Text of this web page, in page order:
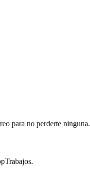
para no perderte ninguna.